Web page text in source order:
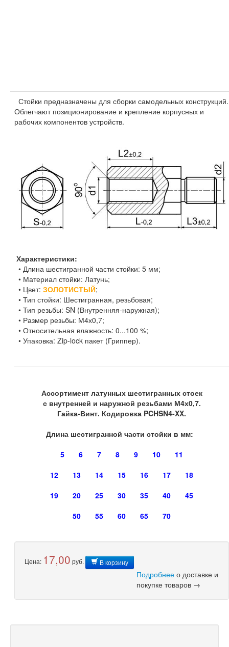
Стойки предназначены для сборки самодельных конструкций.
Облегчают позиционирование и крепление корпусных и
рабочих компонентов устройств.
Характеристики:
• Длина шестигранной части стойки: 5 мм;
• Материал стойки: Латунь;
• Цвет: ЗОЛОТИСТЫЙ;
• Тип стойки: Шестигранная, резьбовая;
• Тип резьбы: SN (Внутренняя-наружная);
• Размер резьбы: М4х0,7;
• Относительная влажность: 0...100 %;
• Упаковка: Zip-lock пакет (Гриппер).
Ассортимент латунных шестигранных стоек
с внутренней и наружной резьбами М4х0,7.
Гайка-Винт. Кодировка PCHSN4-XX.
Длина шестигранной части стойки в мм:
5
6 7 8 9 10
11
12
13 14 15 16 17
18
19
20 25 30 35 40
45
50
55 60 65 70
Цена: 17,00 руб. В корзину
Подробнее о доставке и
покупке товаров →